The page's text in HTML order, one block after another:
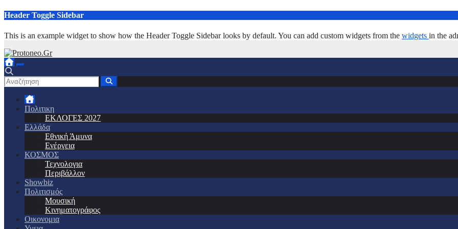
Μετάβαση
περιεχόμενο
Header Toggle Sidebar
This is an example widget to show how the Header Toggle Sidebar looks by default. You can add custom widgets from the widgets in the
Πολιτικη
ΕΚΛΟΓΕΣ 2027
Ελλάδα
Εθνική Άμυνα
Ενέργεια
ΚΟΣΜΟΣ
Τεχνολογια
Περιβάλλον
Showbiz
Πολιτισμός
Μουσική
Κινηματογράφος
Οικονομια